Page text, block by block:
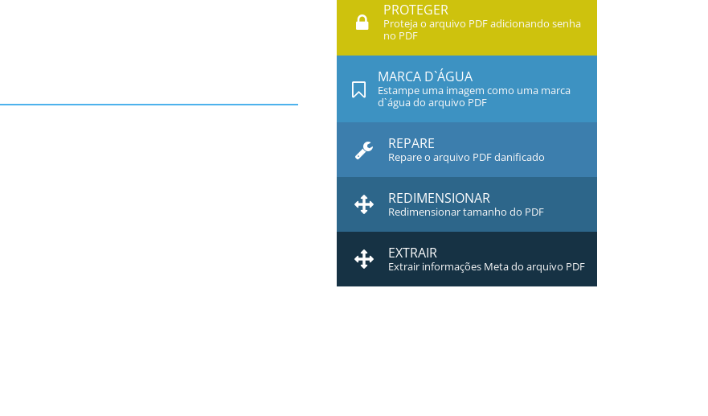
PROTEGER
Proteja o arquivo PDF adicionando senha
no PDF
MARCA D`ÁGUA
Estampe uma imagem como uma marca
d`água do arquivo PDF
REPARE
Repare o arquivo PDF danificado
REDIMENSIONAR
Redimensionar tamanho do PDF
EXTRAIR
Extrair informações Meta do arquivo PDF